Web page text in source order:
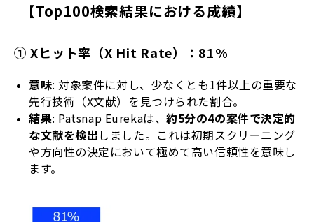
【Top100検索結果における成績】
① Xヒット率（X Hit Rate）：81%
意味: 対象案件に対し、少なくとも1件以上の重要な
先行技術（X文献）を見つけられた割合。
結果: Patsnap Eurekaは、約5分の4の案件で決定的
な文献を検出しました。これは初期スクリーニング
や方向性の決定において極めて高い信頼性を意味し
ます。